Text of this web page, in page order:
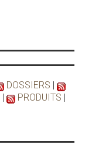
DOSSIERS |
| PRODUITS |